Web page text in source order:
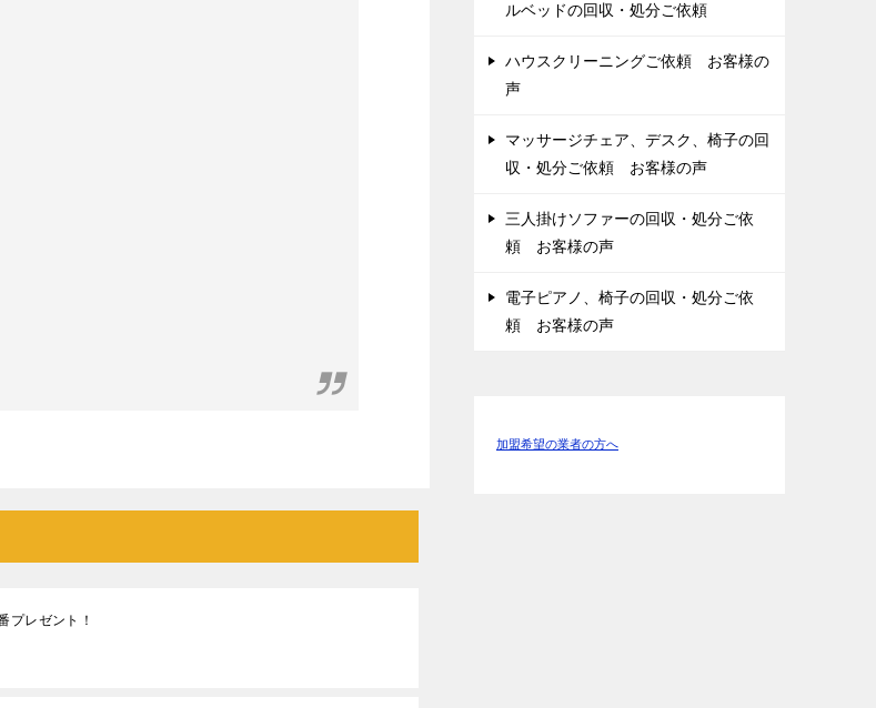
プレゼント！
ルベッドの回収・処分ご依頼
ハウスクリーニングご依頼 お客様の
声
マッサージチェア、デスク、椅子の回
収・処分ご依頼 お客様の声
三人掛けソファーの回収・処分ご依
頼 お客様の声
電子ピアノ、椅子の回収・処分ご依
頼 お客様の声
加盟希望の業者の方へ